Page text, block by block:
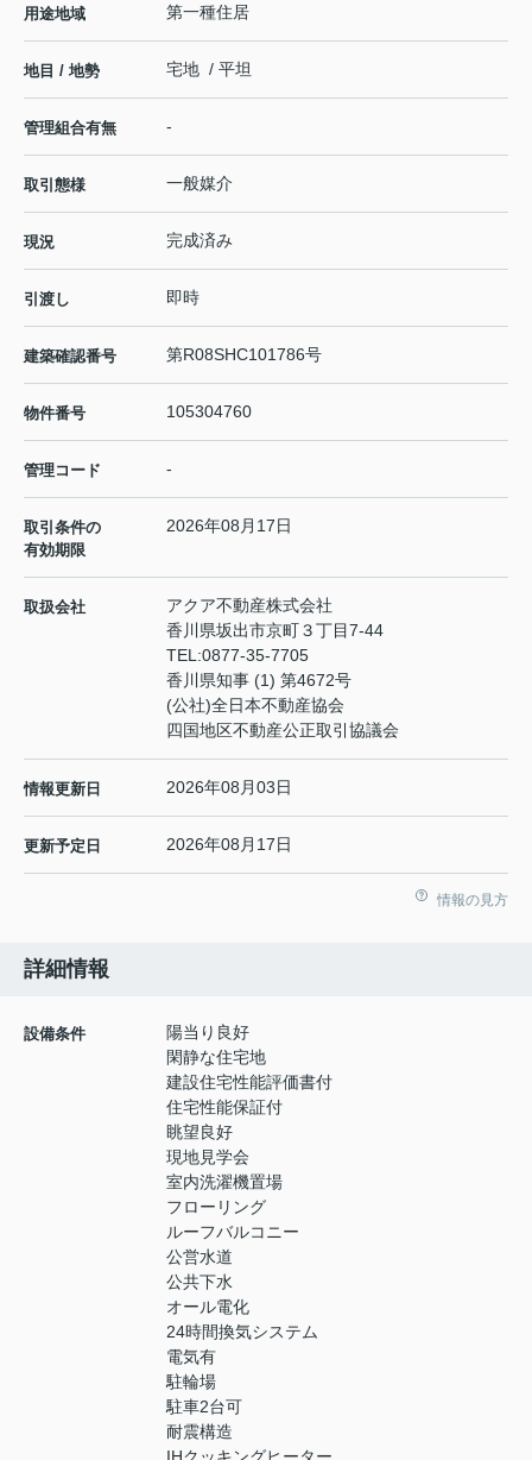
用途地域 第一種住居
地目 / 地勢 宅地 / 平坦
管理組合有無 -
取引態様 一般媒介
現況 完成済み
引渡し 即時
建築確認番号 第R08SHC101786号
物件番号 105304760
管理コード -
取引条件の
有効期限
2026年08月17日
取扱会社
アクア不動産株式会社
香川県坂出市京町３丁目7-44
TEL:0877-35-7705
香川県知事 (1) 第4672号
(公社)全日本不動産協会
四国地区不動産公正取引協議会
情報更新日 2026年08月03日
更新予定日 2026年08月17日
情報の見方
詳細情報
設備条件
陽当り良好
閑静な住宅地
建設住宅性能評価書付
住宅性能保証付
眺望良好
現地見学会
室内洗濯機置場
フローリング
ルーフバルコニー
公営水道
公共下水
オール電化
24時間換気システム
電気有
駐輪場
駐車2台可
耐震構造